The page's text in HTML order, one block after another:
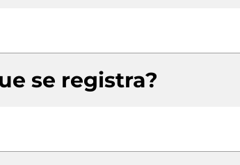
se registra?